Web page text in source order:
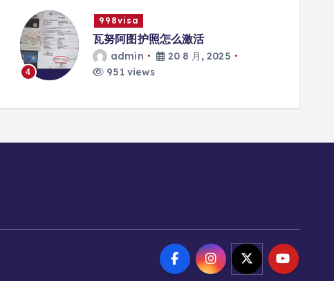
4
998visa
瓦努阿图护照怎么激活
admin
20 8 月, 2025
951 views